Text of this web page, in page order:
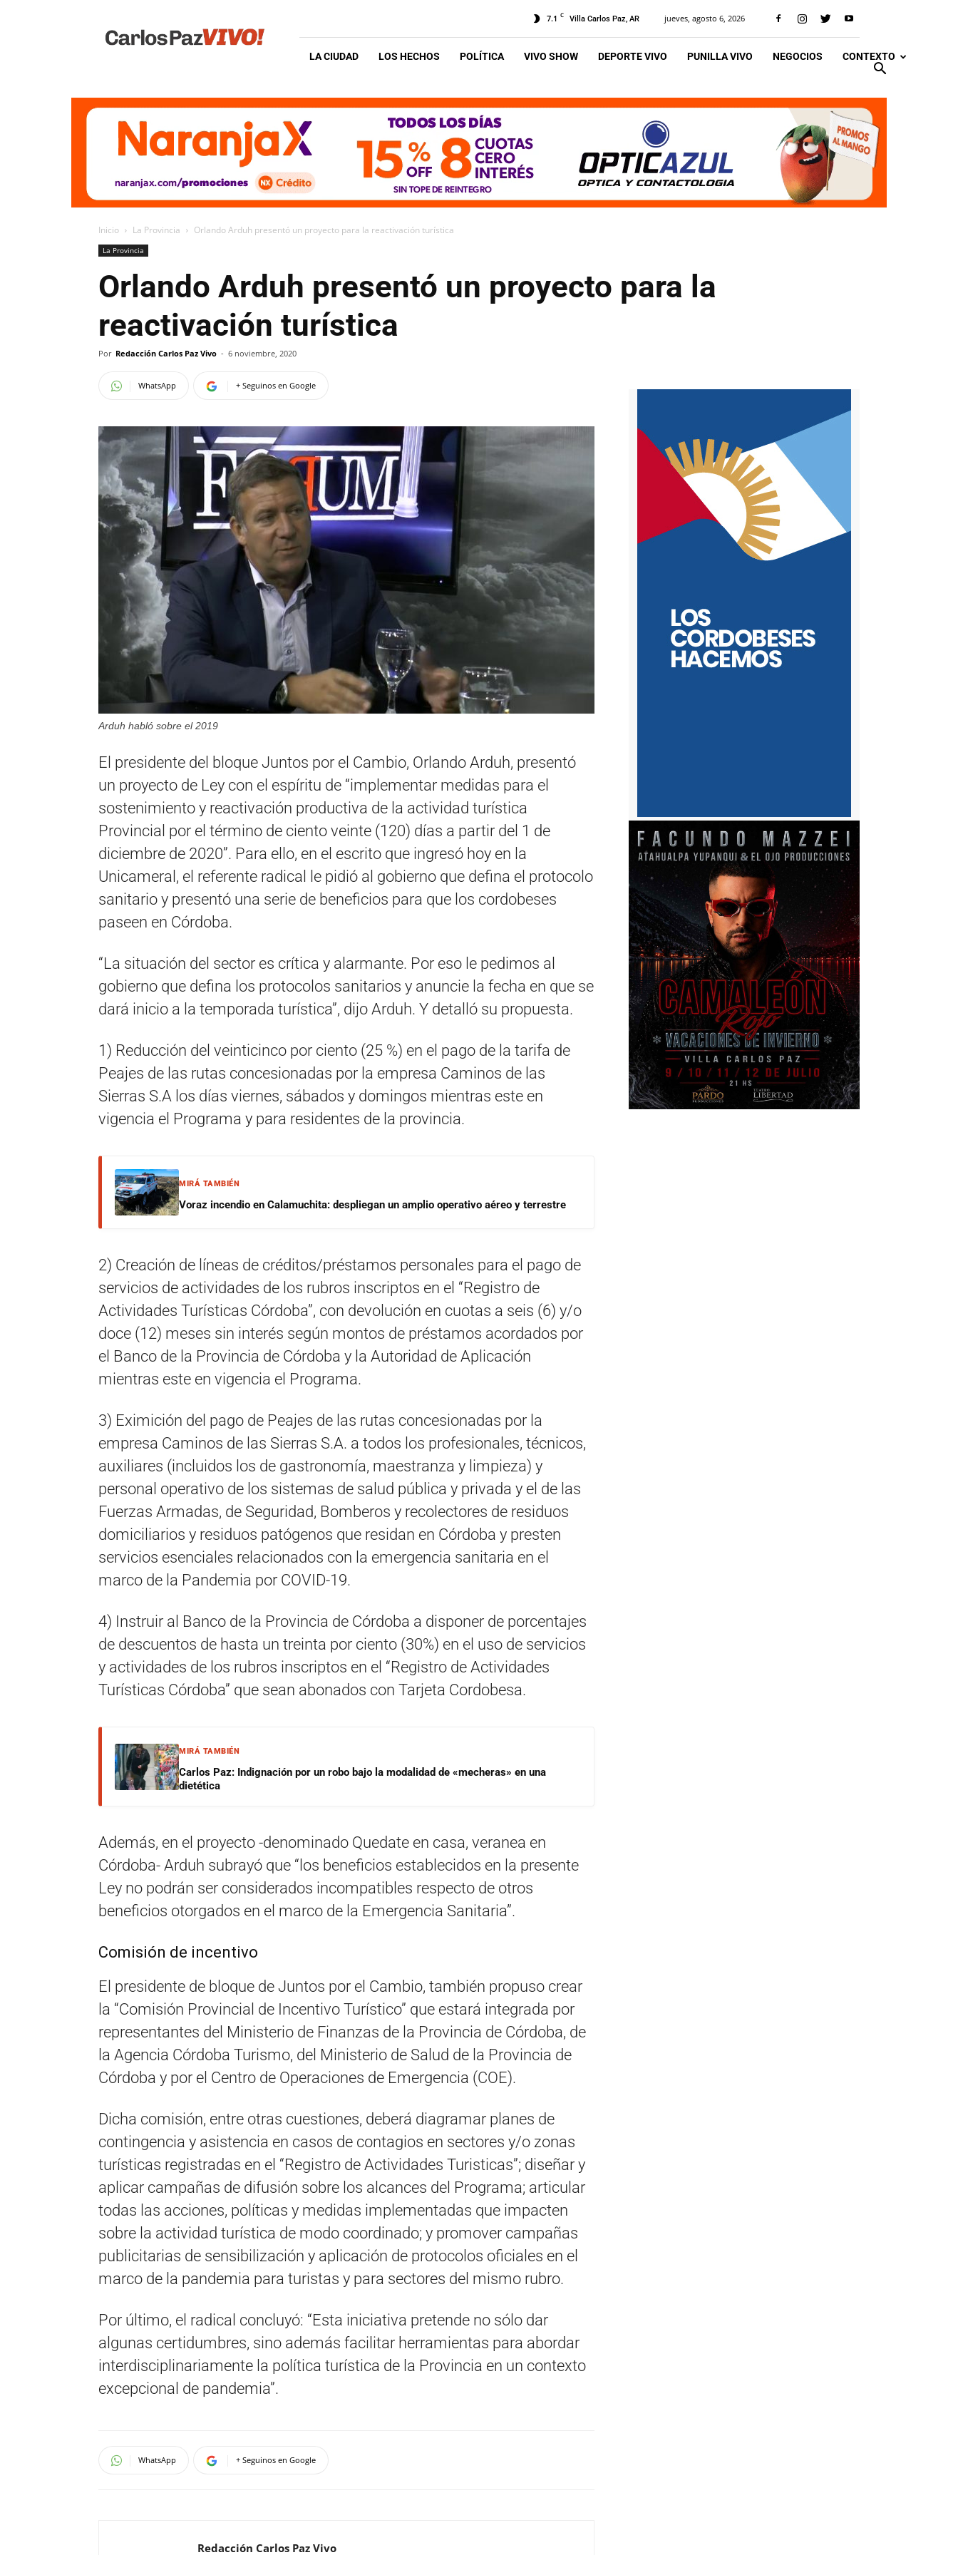
Vivo
7.1 C Villa Carlos Paz, AR jueves, agosto 6, 2026
LA CIUDAD LOS HECHOS POLÍTICA VIVO SHOW DEPORTE VIVO PUNILLA VIVO NEGOCIOS CONTEXTO
Inicio La Provincia Orlando Arduh presentó un proyecto para la reactivación turística
La Provincia
Orlando Arduh presentó un proyecto para la
reactivación turística
Por Redacción Carlos Paz Vivo - 6 noviembre, 2020
WhatsApp + Seguinos en Google
Arduh habló sobre el 2019
El presidente del bloque Juntos por el Cambio, Orlando Arduh, presentó
un proyecto de Ley con el espíritu de “implementar medidas para el
sostenimiento y reactivación productiva de la actividad turística
Provincial por el término de ciento veinte (120) días a partir del 1 de
diciembre de 2020”. Para ello, en el escrito que ingresó hoy en la
Unicameral, el referente radical le pidió al gobierno que defina el protocolo
sanitario y presentó una serie de beneficios para que los cordobeses
paseen en Córdoba.
“La situación del sector es crítica y alarmante. Por eso le pedimos al
gobierno que defina los protocolos sanitarios y anuncie la fecha en que se
dará inicio a la temporada turística”, dijo Arduh. Y detalló su propuesta.
1) Reducción del veinticinco por ciento (25 %) en el pago de la tarifa de
Peajes de las rutas concesionadas por la empresa Caminos de las
Sierras S.A los días viernes, sábados y domingos mientras este en
vigencia el Programa y para residentes de la provincia.
MIRÁ TAMBIÉN
Voraz incendio en Calamuchita: despliegan un amplio operativo aéreo y terrestre
2) Creación de líneas de créditos/préstamos personales para el pago de
servicios de actividades de los rubros inscriptos en el “Registro de
Actividades Turísticas Córdoba”, con devolución en cuotas a seis (6) y/o
doce (12) meses sin interés según montos de préstamos acordados por
el Banco de la Provincia de Córdoba y la Autoridad de Aplicación
mientras este en vigencia el Programa.
3) Eximición del pago de Peajes de las rutas concesionadas por la
empresa Caminos de las Sierras S.A. a todos los profesionales, técnicos,
auxiliares (incluidos los de gastronomía, maestranza y limpieza) y
personal operativo de los sistemas de salud pública y privada y el de las
Fuerzas Armadas, de Seguridad, Bomberos y recolectores de residuos
domiciliarios y residuos patógenos que residan en Córdoba y presten
servicios esenciales relacionados con la emergencia sanitaria en el
marco de la Pandemia por COVID-19.
4) Instruir al Banco de la Provincia de Córdoba a disponer de porcentajes
de descuentos de hasta un treinta por ciento (30%) en el uso de servicios
y actividades de los rubros inscriptos en el “Registro de Actividades
Turísticas Córdoba” que sean abonados con Tarjeta Cordobesa.
MIRÁ TAMBIÉN
Carlos Paz: Indignación por un robo bajo la modalidad de «mecheras» en una
dietética
Además, en el proyecto -denominado Quedate en casa, veranea en
Córdoba- Arduh subrayó que “los beneficios establecidos en la presente
Ley no podrán ser considerados incompatibles respecto de otros
beneficios otorgados en el marco de la Emergencia Sanitaria”.
Comisión de incentivo
El presidente de bloque de Juntos por el Cambio, también propuso crear
la “Comisión Provincial de Incentivo Turístico” que estará integrada por
representantes del Ministerio de Finanzas de la Provincia de Córdoba, de
la Agencia Córdoba Turismo, del Ministerio de Salud de la Provincia de
Córdoba y por el Centro de Operaciones de Emergencia (COE).
Dicha comisión, entre otras cuestiones, deberá diagramar planes de
contingencia y asistencia en casos de contagios en sectores y/o zonas
turísticas registradas en el “Registro de Actividades Turisticas”; diseñar y
aplicar campañas de difusión sobre los alcances del Programa; articular
todas las acciones, políticas y medidas implementadas que impacten
sobre la actividad turística de modo coordinado; y promover campañas
publicitarias de sensibilización y aplicación de protocolos oficiales en el
marco de la pandemia para turistas y para sectores del mismo rubro.
Por último, el radical concluyó: “Esta iniciativa pretende no sólo dar
algunas certidumbres, sino además facilitar herramientas para abordar
interdisciplinariamente la política turística de la Provincia en un contexto
excepcional de pandemia”.
WhatsApp + Seguinos en Google
Redacción Carlos Paz Vivo